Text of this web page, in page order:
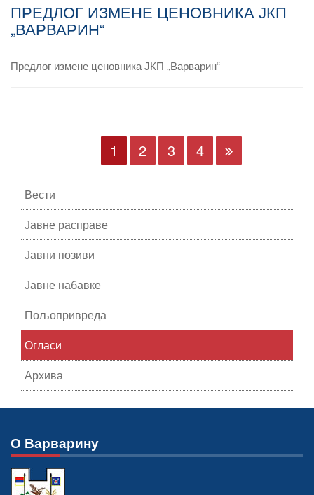
ПРЕДЛОГ ИЗМЕНЕ ЦЕНОВНИКА ЈКП
„ВАРВАРИН“
Предлог измене ценовника ЈКП „Варварин“
1 2 3 4
Вести
Јавне расправе
Јавни позиви
Јавне набавке
Пољопривреда
Огласи
Архива
О Варварину